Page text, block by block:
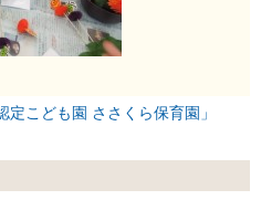
こども園 ささくら保育園」